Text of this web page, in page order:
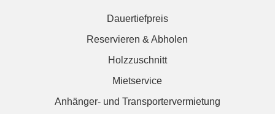
Dauertiefpreis
Reservieren & Abholen
Holzzuschnitt
Mietservice
Anhänger- und Transportervermietung